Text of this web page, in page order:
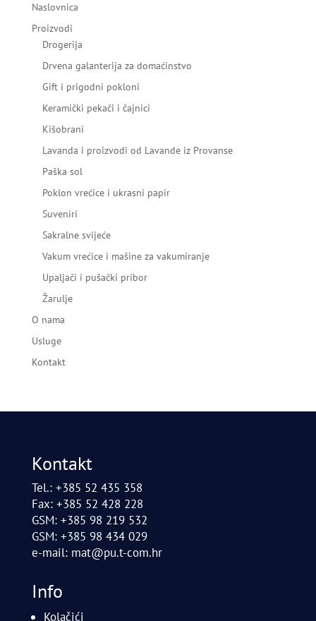
Naslovnica
Proizvodi
Drogerija
Drvena galanterija za domaćinstvo
Gift i prigodni pokloni
Keramički pekači i čajnici
Kišobrani
Lavanda i proizvodi od Lavande iz Provanse
Paška sol
Poklon vrećice i ukrasni papir
Suveniri
Sakralne svijeće
Vakum vrećice i mašine za vakumiranje
Upaljači i pušački pribor
Žarulje
O nama
Usluge
Kontakt
Kontakt
Tel.: +385 52 435 358
Fax: +385 52 428 228
GSM: +385 98 219 532
GSM: +385 98 434 029
e-mail: mat@pu.t-com.hr
Info
Kolačići